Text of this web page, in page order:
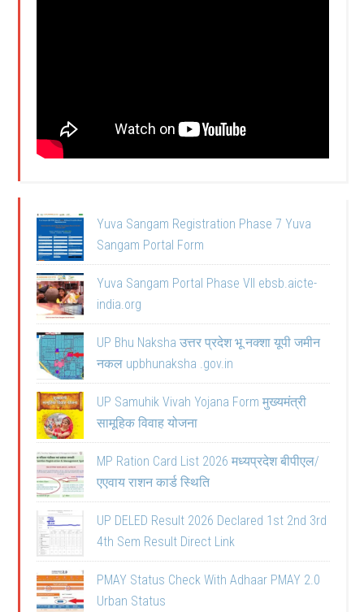
Yuva Sangam Registration Phase 7 Yuva
Sangam Portal Form
Yuva Sangam Portal Phase VII ebsb.aicte-
india.org
UP Bhu Naksha उत्तर प्रदेश भू नक्शा यूपी जमीन
नकल upbhunaksha .gov.in
UP Samuhik Vivah Yojana Form मुख्यमंत्री
सामूहिक विवाह योजना
MP Ration Card List 2026 मध्यप्रदेश बीपीएल/
एएवाय राशन कार्ड स्थिति
UP DELED Result 2026 Declared 1st 2nd 3rd
4th Sem Result Direct Link
PMAY Status Check With Adhaar PMAY 2.0
Urban Status